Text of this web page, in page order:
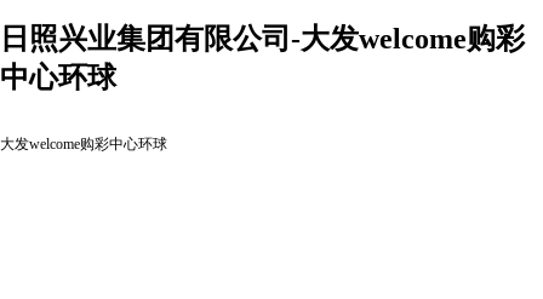
日照兴业集团有限公司-大发welcome购彩
中心环球
大发welcome购彩中心环球